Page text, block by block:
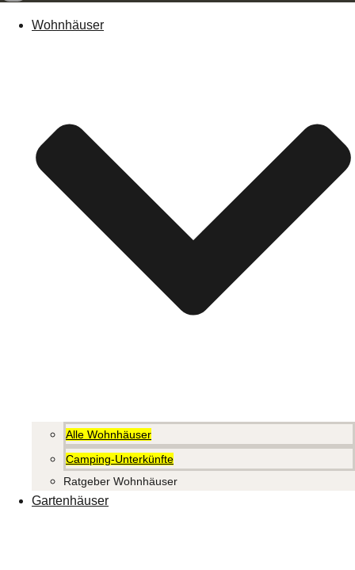
Wohnhäuser
Alle Wohnhäuser
Camping-Unterkünfte
Ratgeber Wohnhäuser
Gartenhäuser